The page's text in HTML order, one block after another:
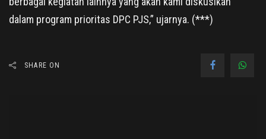
dalam program prioritas DPC PJS,” ujarnya. (***)
SHARE ON